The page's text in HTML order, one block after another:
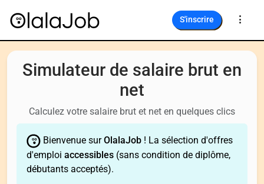
S'inscrire
Simulateur de salaire brut en
net
Calculez votre salaire brut et net en quelques clics
Bienvenue surOlalaJob! La sélection d'offres
d'emploi accessibles (sans condition de diplôme,
débutants acceptés).